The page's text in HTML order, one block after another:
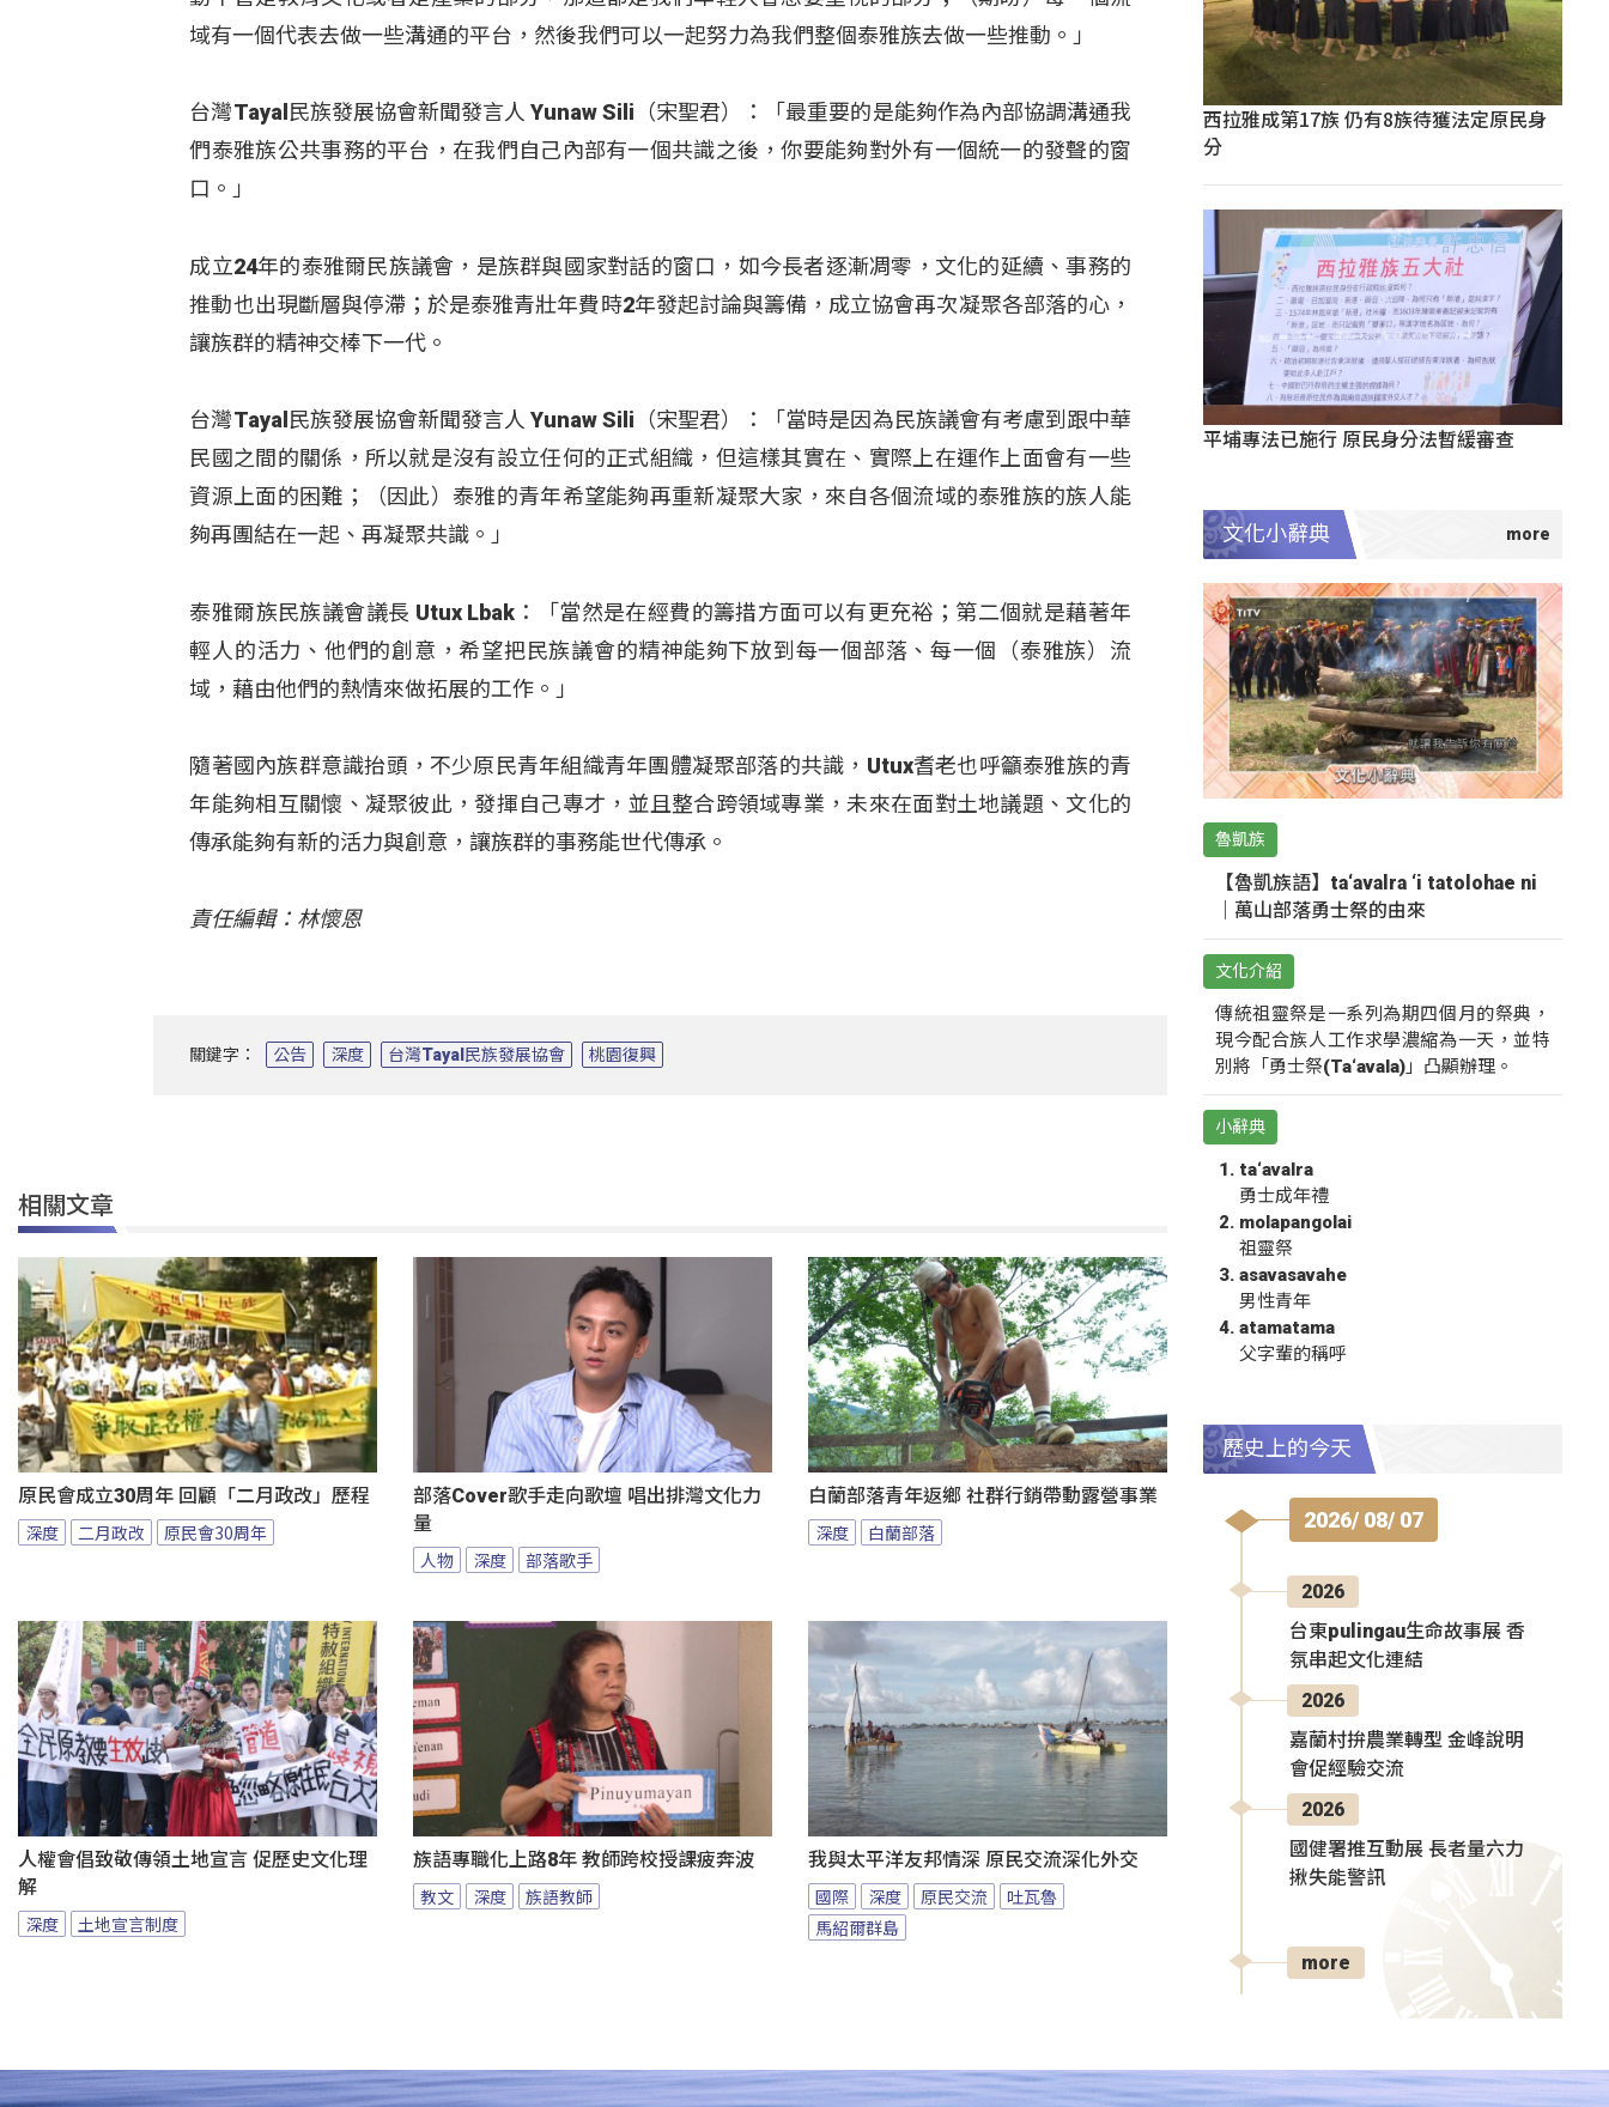
域有一個代表去做一些溝通的平台，然後我們可以一起努力為我們整個泰雅族去做一些推動。」
台灣Tayal民族發展協會新聞發言人 Yunaw Sili（宋聖君）：「最重要的是能夠作為內部協調溝通我
們泰雅族公共事務的平台，在我們自己內部有一個共識之後，你要能夠對外有一個統一的發聲的窗
口。」
成立24年的泰雅爾民族議會，是族群與國家對話的窗口，如今長者逐漸凋零，文化的延續、事務的
推動也出現斷層與停滯；於是泰雅青壯年費時2年發起討論與籌備，成立協會再次凝聚各部落的心，
讓族群的精神交棒下一代。
台灣Tayal民族發展協會新聞發言人 Yunaw Sili（宋聖君）：「當時是因為民族議會有考慮到跟中華
民國之間的關係，所以就是沒有設立任何的正式組織，但這樣其實在、實際上在運作上面會有一些
資源上面的困難；（因此）泰雅的青年希望能夠再重新凝聚大家，來自各個流域的泰雅族的族人能
夠再團結在一起、再凝聚共識。」
泰雅爾族民族議會議長 Utux Lbak：「當然是在經費的籌措方面可以有更充裕；第二個就是藉著年
輕人的活力、他們的創意，希望把民族議會的精神能夠下放到每一個部落、每一個（泰雅族）流
域，藉由他們的熱情來做拓展的工作。」
隨著國內族群意識抬頭，不少原民青年組織青年團體凝聚部落的共識，Utux耆老也呼籲泰雅族的青
年能夠相互關懷、凝聚彼此，發揮自己專才，並且整合跨領域專業，未來在面對土地議題、文化的
傳承能夠有新的活力與創意，讓族群的事務能世代傳承。
責任編輯：林懷恩
關鍵字： 公告 深度 台灣Tayal民族發展協會 桃園復興
相關文章
原民會成立30周年 回顧「二月政改」歷程
深度 二月政改 原民會30周年
部落Cover歌手走向歌壇 唱出排灣文化力
量
人物 深度 部落歌手
白蘭部落青年返鄉 社群行銷帶動露營事業
深度 白蘭部落
人權會倡致敬傳領土地宣言 促歷史文化理
解
深度 土地宣言制度
族語專職化上路8年 教師跨校授課疲奔波
教文 深度 族語教師
我與太平洋友邦情深 原民交流深化外交
國際 深度 原民交流
吐瓦魯
馬紹爾群島
西拉雅成第17族 仍有8族待獲法定原民身
分
平埔專法已施行 原民身分法暫緩審查
文化小辭典
魯凱族
【魯凱族語】ta‘avalra ‘i tatolohae ni
｜萬山部落勇士祭的由來
文化介紹
傳統祖靈祭是一系列為期四個月的祭典，
現今配合族人工作求學濃縮為一天，並特
別將「勇士祭(Ta‘avala)」凸顯辦理。
小辭典
ta‘avalra
勇士成年禮
molapangolai
祖靈祭
asavasavahe
男性青年
atamatama
父字輩的稱呼
歷史上的今天
2026/ 08/ 07
2026
台東pulingau生命故事展 香
氛串起文化連結
2026
嘉蘭村拚農業轉型 金峰說明
會促經驗交流
2026
國健署推互動展 長者量六力
揪失能警訊
more